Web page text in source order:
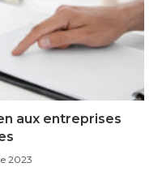
aux entreprises
2023